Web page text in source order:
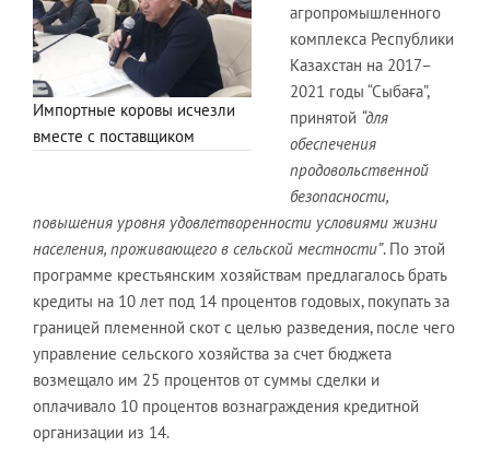
Импортные коровы исчезли
вместе с поставщиком
агропромышленного
комплекса Республики
Казахстан на 2017–
2021 годы “Сыбаға”,
принятой “для
обеспечения
продовольственной
безопасности,
повышения уровня удовлетворенности условиями жизни
населения, проживающего в сельской местности”. По этой
программе крестьянским хозяйствам предлагалось брать
кредиты на 10 лет под 14 процентов годовых, покупать за
границей племенной скот с целью разведения, после чего
управление сельского хозяйства за счет бюджета
возмещало им 25 процентов от суммы сделки и
оплачивало 10 процентов вознаграждения кредитной
организации из 14.